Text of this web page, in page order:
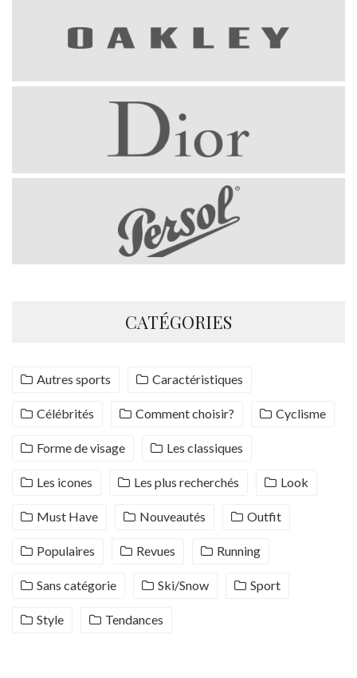
CATÉGORIES
Autres sports Caractéristiques
Célébrités Comment choisir? Cyclisme
Forme de visage Les classiques
Les icones Les plus recherchés Look
Must Have Nouveautés Outfit
Populaires Revues Running
Sans catégorie Ski/Snow Sport
Style Tendances